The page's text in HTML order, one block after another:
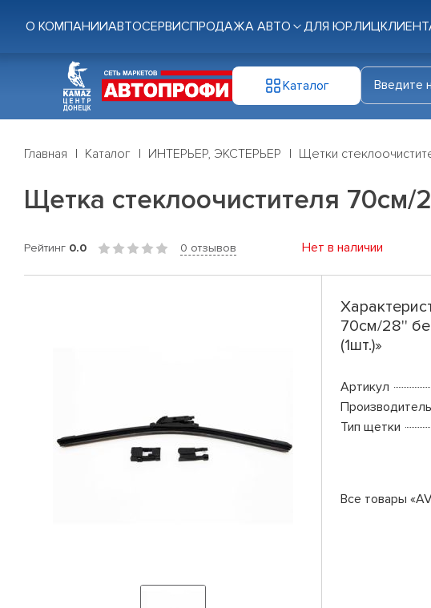
О КОМПАНИИАВТОСЕРВИСПРОДАЖА АВТО ДЛЯ ЮР.ЛИЦ
Каталог
Главная Каталог ИНТЕРЬЕР, ЭКСТЕРЬЕР Щетки
Щетка стеклоочистителя 70см/
Рейтинг 0.0 0 отзывов Нет в наличии
70см/28''
(1шт.)»
Артикул
Производитель
Тип щетки
Все товары